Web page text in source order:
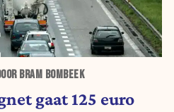
BRAM BOMBEEK
gaat 125 euro